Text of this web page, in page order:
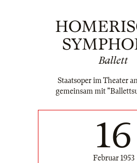
Ballett
Staatsoper im Theater
gemeinsam mit
16
Februar 1953